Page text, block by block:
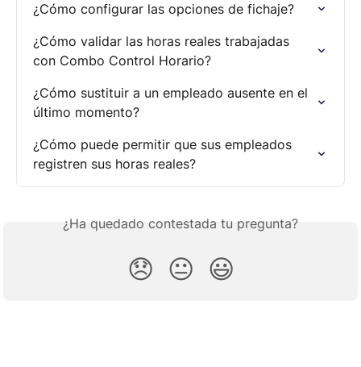
¿Cómo configurar las opciones de fichaje?
¿Cómo validar las horas reales trabajadas
con Combo Control Horario?
¿Cómo sustituir a un empleado ausente en el
último momento?
¿Cómo puede permitir que sus empleados
registren sus horas reales?
¿Ha quedado contestada tu pregunta?
😞 😐 😃